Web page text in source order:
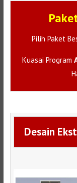
Pilih Paket
Kuasai Program
Desain